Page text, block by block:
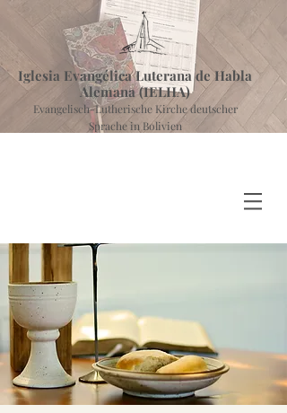
Iglesia Evangélica Luterana de Habla
Alemana (IELHA)
Evangelisch-Lutherische Kirche deutscher
Sprache in Bolivien